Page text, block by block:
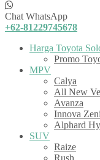
Chat WhatsApp
+62-81229745678
Harga Toyota
Promo
MPV
Calya
All New
Avanza
Innova
Alphard
SUV
Raize
Rush